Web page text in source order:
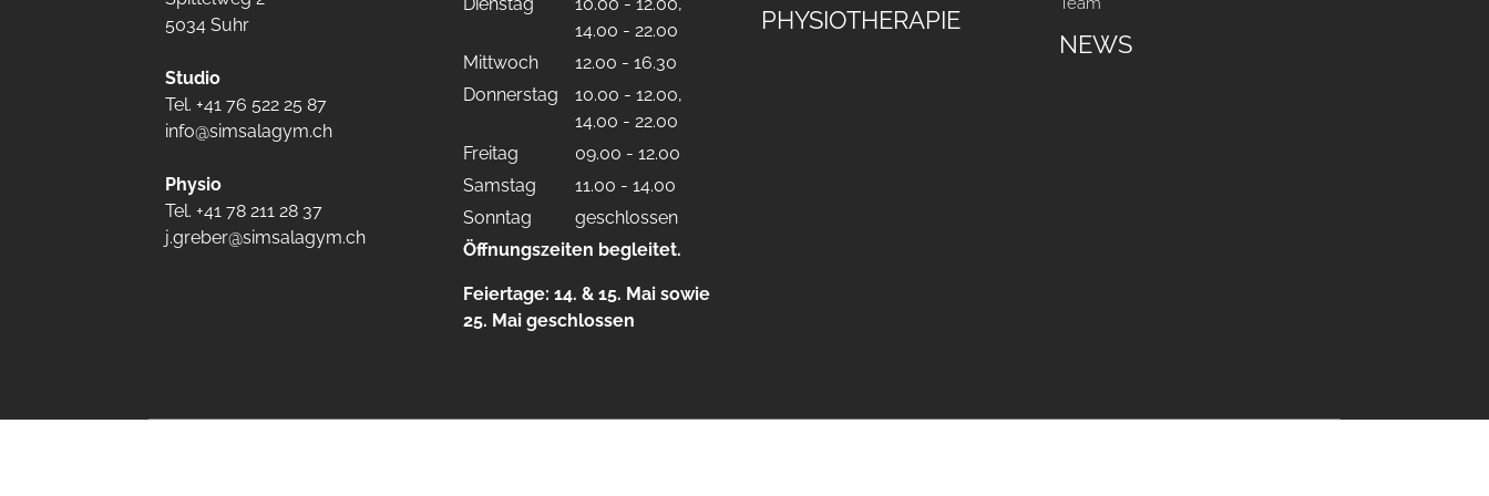
PHYSIOTHERAPIE
NEWS
5034 Suhr
Studio
Tel. +41 76 522 25 87
info@simsalagym.ch
Physio
Tel. +41 78 211 28 37
j.greber@simsalagym.ch
14.00 - 22.00
Mittwoch
12.00 - 16.30
Donnerstag
10.00 - 12.00,
14.00 - 22.00
Freitag
09.00 - 12.00
Samstag
11.00 - 14.00
Sonntag
geschlossen
Öffnungszeiten begleitet.
Feiertage: 14. & 15. Mai sowie
25. Mai geschlossen